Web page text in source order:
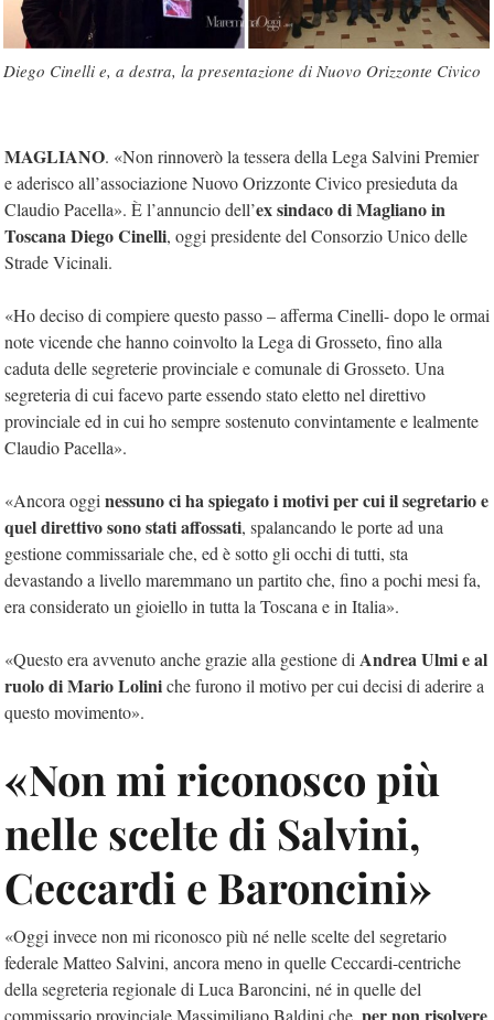
Diego Cinelli e, a destra, la presentazione di Nuovo Orizzonte Civico
MAGLIANO. «Non rinnoverò la tessera della Lega Salvini Premier
e aderisco all’associazione Nuovo Orizzonte Civico presieduta da
Claudio Pacella». È l’annuncio dell’ex sindaco di Magliano in
Toscana Diego Cinelli, oggi presidente del Consorzio Unico delle
Strade Vicinali.
«Ho deciso di compiere questo passo – afferma Cinelli- dopo le ormai
note vicende che hanno coinvolto la Lega di Grosseto, fino alla
caduta delle segreterie provinciale e comunale di Grosseto. Una
segreteria di cui facevo parte essendo stato eletto nel direttivo
provinciale ed in cui ho sempre sostenuto convintamente e lealmente
Claudio Pacella».
«Ancora oggi nessuno ci ha spiegato i motivi per cui il segretario e
quel direttivo sono stati affossati, spalancando le porte ad una
gestione commissariale che, ed è sotto gli occhi di tutti, sta
devastando a livello maremmano un partito che, fino a pochi mesi fa,
era considerato un gioiello in tutta la Toscana e in Italia».
«Questo era avvenuto anche grazie alla gestione di Andrea Ulmi e al
ruolo di Mario Loliniche furono il motivo per cui decisi di aderire a
questo movimento».
«Non mi riconosco più
nelle scelte di Salvini,
Ceccardi e Baroncini»
«Oggi invece non mi riconosco più né nelle scelte del segretario
federale Matteo Salvini, ancora meno in quelle Ceccardi-centriche
della segreteria regionale di Luca Baroncini, né in quelle del
commissario provinciale Massimiliano Baldini che, per non risolvere